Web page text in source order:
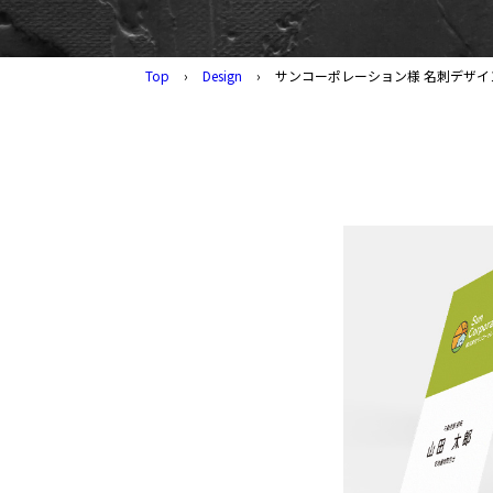
Top › Design › サンコーポレーション様 名刺デザ